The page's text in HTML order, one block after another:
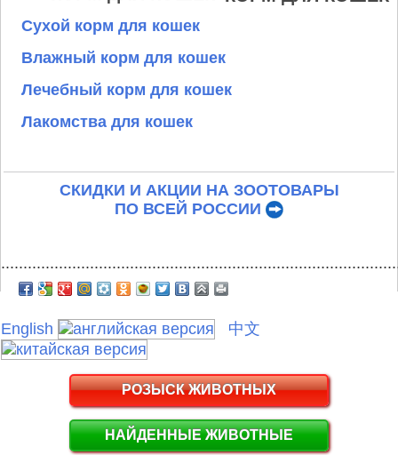
Сухой корм для кошек
Влажный корм для кошек
Лечебный корм для кошек
Лакомства для кошек
СКИДКИ И АКЦИИ НА ЗООТОВАРЫ
ПО ВСЕЙ РОССИИ
English 中文
РОЗЫСК ЖИВОТНЫХ
НАЙДЕННЫЕ ЖИВОТНЫЕ